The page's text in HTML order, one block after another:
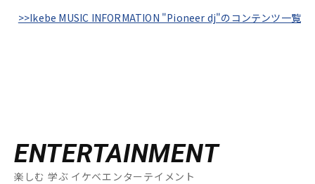
>>Ikebe MUSIC INFORMATION "Pioneer dj"のコンテンツ一覧
ENTERTAINMENT
楽しむ 学ぶ イケベエンターテイメント